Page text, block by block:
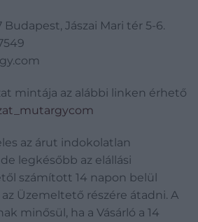
Budapest, Jászai Mari tér 5-6.
mintája az alábbi linken érhető
az árut indokolatlan
legkésőbb az elállási
számított 14 napon belül
Üzemeltető részére átadni. A
minősül, ha a Vásárló a 14